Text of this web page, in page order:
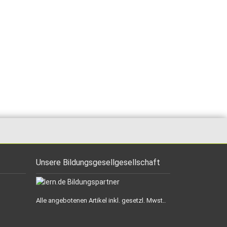
Unsere Bildungsgesellgesellschaft
Alle angebotenen Artikel inkl. gesetzl. Mwst..